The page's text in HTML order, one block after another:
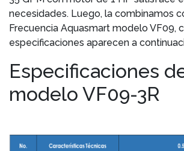
necesidades. Luego, la combinamos
Frecuencia Aquasmart modelo VF09,
especificaciones aparecen a
Especificaciones
modelo VF09-3R